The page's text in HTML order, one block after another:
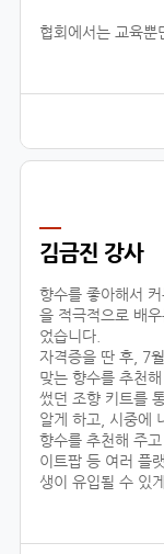
협회에서는 교육뿐
현재 플로랑을 존
들에게 진심으로
김금진 강사
향수를 좋아해서
을 적극적으로 배
었습니다.
자격증을 딴 후, 7
맞는 향수를 추천
썼던 조향 키트를
알게 하고, 시중에
향수를 추천해 주
이트팝 등 여러 플
생이 유입될 수 있
향수를 취미로 즐